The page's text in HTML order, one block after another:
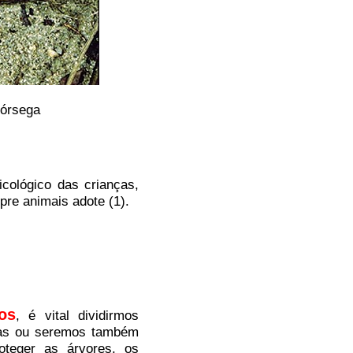
das crianças,
animais adote (1).
, é vital dividirmos
ou seremos também
as árvores, os